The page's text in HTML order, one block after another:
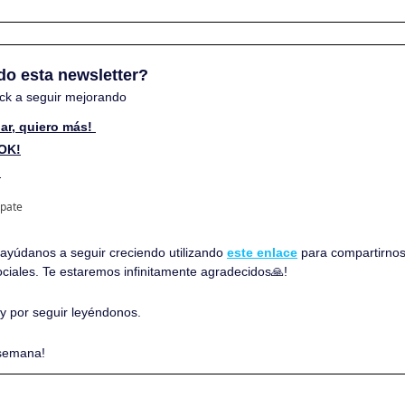
esta newsletter?
a seguir mejorando
quiero más!
a seguir creciendo utilizando este enlace para
Te estaremos infinitamente agradecidos🙏!
por seguir leyéndonos.